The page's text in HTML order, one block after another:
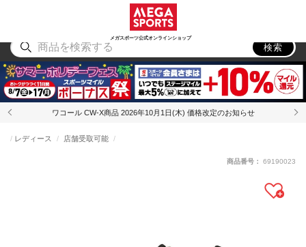
メガスポーツ公式オンラインショップ
アウトドア
検索
ワコール CW-X商品 2026年10月1日(木) 価格改定のお知らせ
レディース 店舗受取可能
商品番号： 69190023